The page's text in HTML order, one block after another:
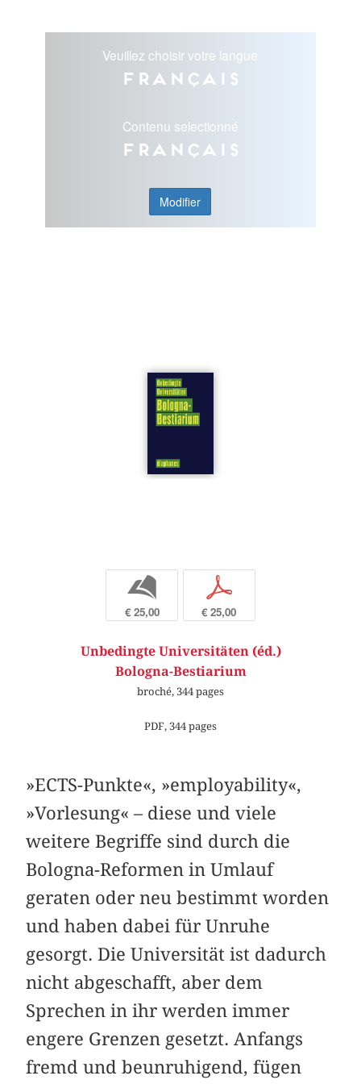
Veuillez choisir votre langue
Français
Contenu selectionné
Français
Modifier
b
€ 25,00
p
€ 25,00
Unbedingte Universitäten (éd.)
Bologna-Bestiarium
broché, 344 pages
PDF, 344 pages
»ECTS-Punkte«, »employability«,
»Vorlesung« – diese und viele
weitere Begriffe sind durch die
Bologna-Reformen in Umlauf
geraten oder neu bestimmt worden
und haben dabei für Unruhe
gesorgt. Die Universität ist dadurch
nicht abgeschafft, aber dem
Sprechen in ihr werden immer
engere Grenzen gesetzt. Anfangs
fremd und beunruhigend, fügen